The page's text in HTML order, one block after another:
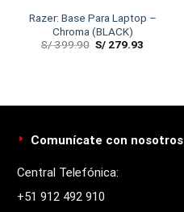
Razer: Base Para Laptop –
Chroma (BLACK)
S/399.90 S/ 279.93
Comunícate con nosotros
Central Telefónica:
+51 912 492 910